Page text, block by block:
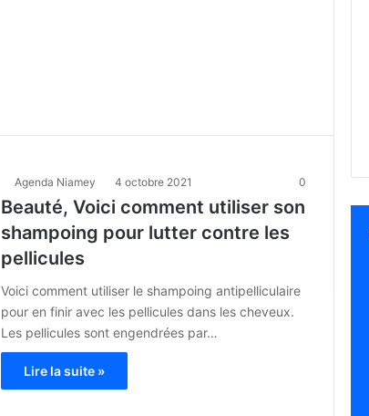
Agenda Niamey 4 octobre 2021 0
Beauté, Voici comment utiliser son
shampoing pour lutter contre les
pellicules
Voici comment utiliser le shampoing antipelliculaire
pour en finir avec les pellicules dans les cheveux.
Les pellicules sont engendrées par…
Lire la suite »